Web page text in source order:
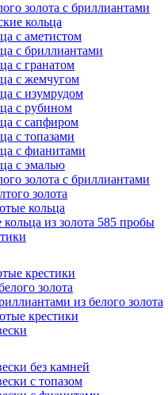
золота с бриллиантами
кольца
с аметистом
с бриллиантами
с гранатом
с жемчугом
с изумрудом
с рубином
с сапфиром
с топазами
с фианитами
с эмалью
золота с бриллиантами
золота
кольца
из золота 585 пробы
крестики
золота
из белого золота
крестики
без камней
с топазом